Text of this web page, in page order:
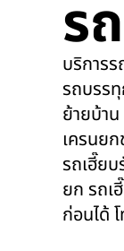
ร
บริการร
รถบรร
ย้ายบ้า
เครนย
รถเฮี๊ย
ยก รถเ
ก่อนได้